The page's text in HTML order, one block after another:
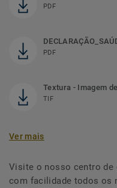
PDF
PDF
Textura - Imagem
TIF
Ver mais
Visite o nosso centro de
com facilidade todos os